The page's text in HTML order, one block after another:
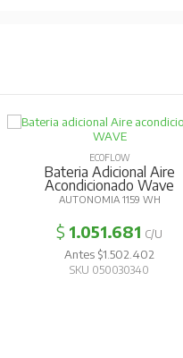
ECOFLOW
Bateria Adicional Aire
Acondicionado Wave
AUTONOMIA 1159 WH
$ 1.051.681 C/U
Antes $1.502.402
SKU 050030340